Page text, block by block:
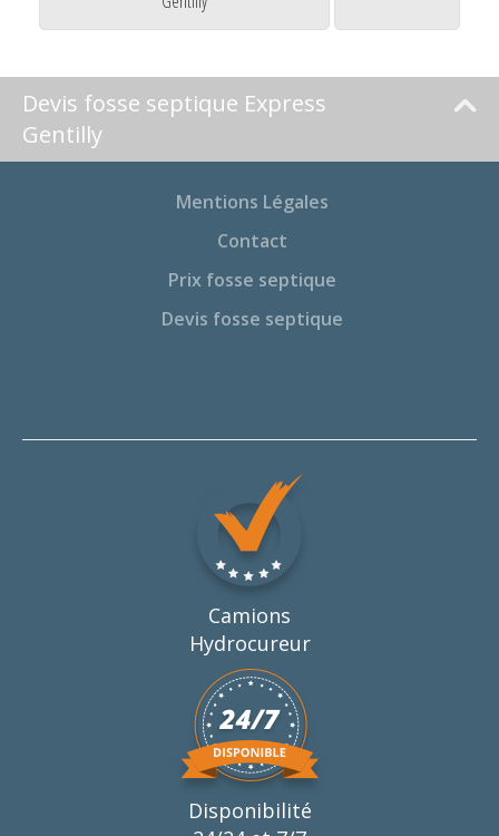
Devis fosse septique Express
Gentilly
Mentions Légales
Contact
Prix fosse septique
Devis fosse septique
Camions
Hydrocureur
Disponibilité